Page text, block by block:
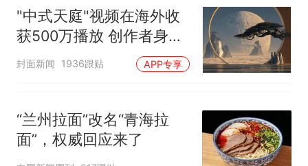
"中式天庭"视频在海外收
获500万播放 创作者身份
披露
封面新闻 1936跟贴 APP专享
“兰州拉面”改名“青海拉
面”，权威回应来了